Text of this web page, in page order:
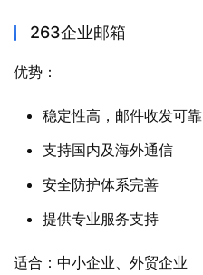
263企业邮箱
优势：
稳定性高，邮件收发可靠
支持国内及海外通信
安全防护体系完善
提供专业服务支持
适合：中小企业、外贸企业